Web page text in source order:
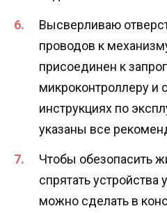
Высверливаю
проводов к
присоединен к
микроконтроллеру и
инструкциях по
указаны все
Чтобы обезопасить
спрятать устройства
можно сделать в